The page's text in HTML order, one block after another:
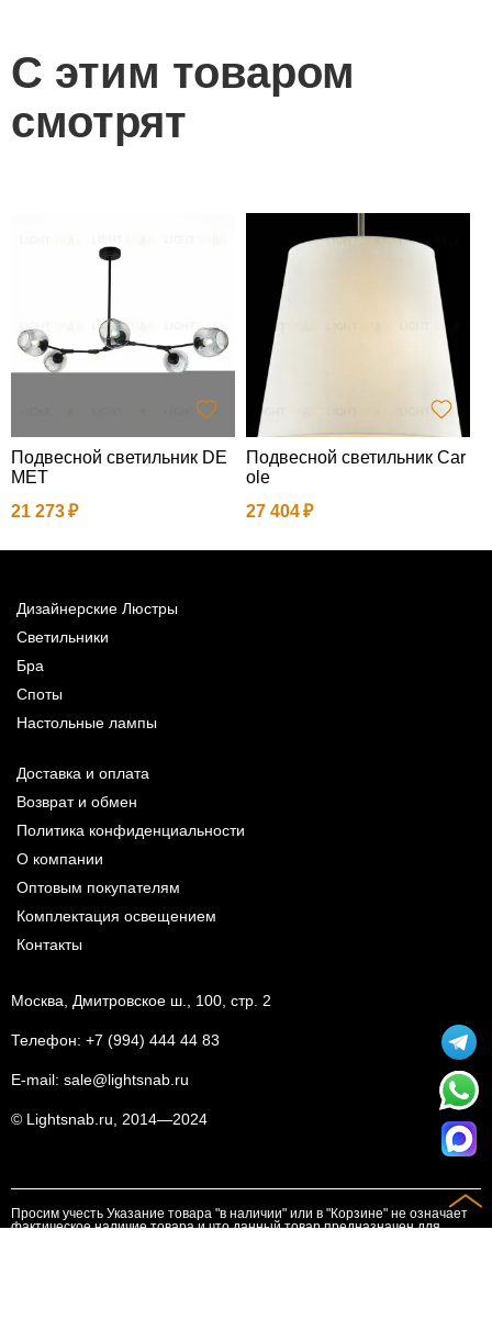
С этим товаром
смотрят
Подвесной светильник DE
MET
21 273
Подвесной светильник Car
ole
27 404
Дизайнерские Люстры
Светильники
Бра
Споты
Настольные лампы
Доставка и оплата
Возврат и обмен
Политика конфиденциальности
О компании
Оптовым покупателям
Комплектация освещением
Контакты
Москва, Дмитровское ш., 100, стр. 2
Телефон: +7 (994) 444 44 83
E-mail: sale@lightsnab.ru
© Lightsnab.ru, 2014—2024
Просим учесть Указание товара "в наличии" или в "Корзине" не означает
фактическое наличие товара и что данный товар предназначен для